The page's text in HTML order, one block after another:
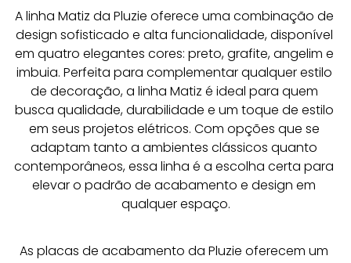
A linha Matiz da Pluzie oferece uma combinação de
design sofisticado e alta funcionalidade, disponível
em quatro elegantes cores: preto, grafite, angelim e
imbuia. Perfeita para complementar qualquer estilo
de decoração, a linha Matiz é ideal para quem
busca qualidade, durabilidade e um toque de estilo
em seus projetos elétricos. Com opções que se
adaptam tanto a ambientes clássicos quanto
contemporâneos, essa linha é a escolha certa para
elevar o padrão de acabamento e design em
qualquer espaço.
As placas de acabamento da Pluzie oferecem um